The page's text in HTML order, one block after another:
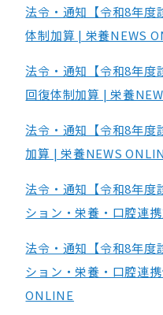
法令・通知【令和8年度
体制加算 | 栄養NEWS
法令・通知【令和8年度
回復体制加算 | 栄養
法令・通知【令和8年度
加算 | 栄養NEWS
法令・通知【令和8年度
ション・栄養・口腔連
法令・通知【令和8年度
ション・栄養・口腔連
ONLINE